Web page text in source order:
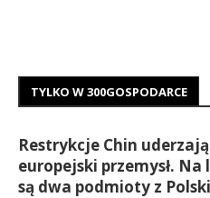
TYLKO W 300GOSPODARCE
Restrykcje Chin
europejski przemysł. Na
są dwa podmioty z Polski